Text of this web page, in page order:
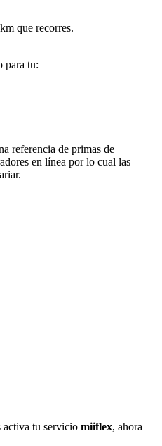
que recorres.
para tu:
referencia de primas de
en línea por lo cual las
activa tu servicio miiflex, ahora